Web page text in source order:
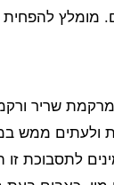
מומלץ
שריר
ולעתים ממש
לתסבוכת זו